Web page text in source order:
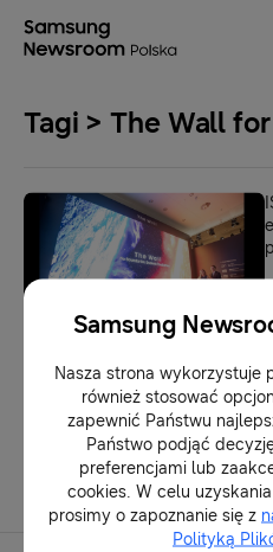
Tagi > The Wall
1
Samsung
Nasza strona wykorzystuje
również stosować
zapewnić Państwu
Państwo podjąć
preferencjami lub
cookies. W celu
prosimy o zapoznanie się z
Polityką